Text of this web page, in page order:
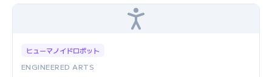
ヒューマノイドロボット
ENGINEERED ARTS